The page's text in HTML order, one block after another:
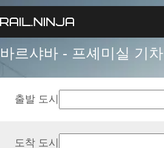
바르샤바 - 프셰미실 기차
출발 도시
도착 도시